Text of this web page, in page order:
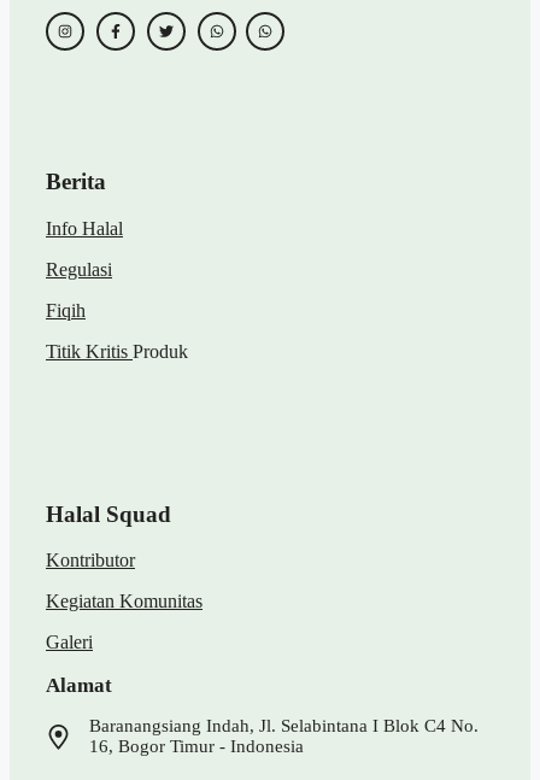
Berita
Info Halal
Regulasi
Fiqih
Titik Kritis Produk
Halal Squad
Kontributor
Kegiatan Komunitas
Galeri
Alamat
Baranangsiang Indah, Jl. Selabintana I Blok C4 No.
16, Bogor Timur - Indonesia